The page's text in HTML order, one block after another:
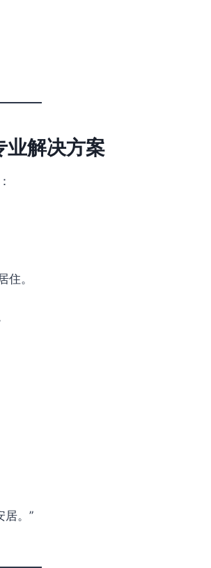
业解决方案
。
居。”